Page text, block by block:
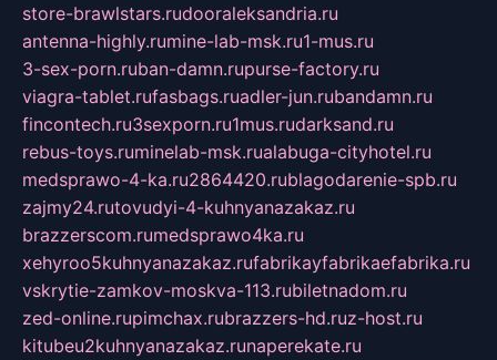
store-brawlstars.rudooraleksandria.ru
antenna-highly.rumine-lab-msk.ru1-mus.ru
3-sex-porn.ruban-damn.rupurse-factory.ru
viagra-tablet.rufasbags.ruadler-jun.rubandamn.ru
fincontech.ru3sexporn.ru1mus.rudarksand.ru
rebus-toys.ruminelab-msk.rualabuga-cityhotel.ru
medsprawo-4-ka.ru2864420.rublagodarenie-spb.ru
zajmy24.rutovudyi-4-kuhnyanazakaz.ru
brazzerscom.rumedsprawo4ka.ru
xehyroo5kuhnyanazakaz.rufabrikayfabrikaefabrika.ru
vskrytie-zamkov-moskva-113.rubiletnadom.ru
zed-online.rupimchax.rubrazzers-hd.ruz-host.ru
kitubeu2kuhnyanazakaz.runaperekate.ru